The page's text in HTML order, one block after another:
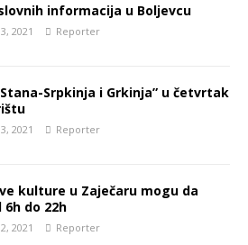
informacija u Boljevcu
2021 Reporter
Stana-Srpkinja i Grkinja” u četvrtak
2021 Reporter
kulture u Zaječaru mogu da
6h do 22h
2021 Reporter